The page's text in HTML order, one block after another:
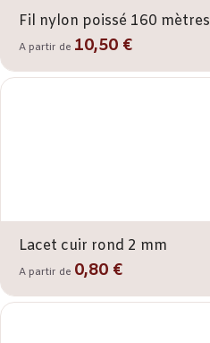
Fil nylon poissé 160 mètres
A partir de 10,50 €
Lacet cuir rond 2 mm
A partir de 0,80 €